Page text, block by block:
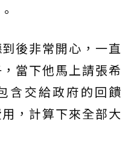
後非常開心，一直
當下他馬上請張希
含交給政府的回饋
，計算下來全部大